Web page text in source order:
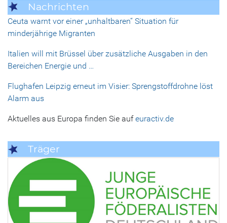
Nachrichten
Ceuta warnt vor einer „unhaltbaren“ Situation für
minderjährige Migranten
Italien will mit Brüssel über zusätzliche Ausgaben in den
Bereichen Energie und …
Flughafen Leipzig erneut im Visier: Sprengstoffdrohne löst
Alarm aus
Aktuelles aus Europa finden Sie aufeuractiv.de
Träger